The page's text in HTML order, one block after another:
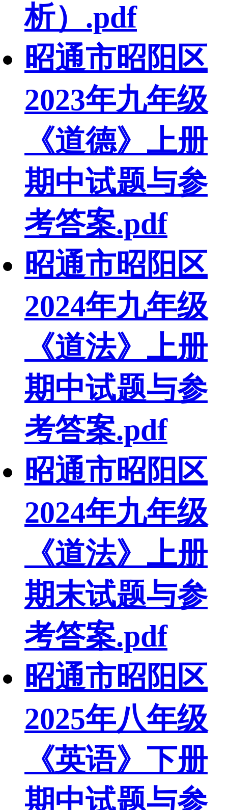
析）.pdf
昭通市昭阳区
2023年九年级
《道德》上册
期中试题与参
考答案.pdf
昭通市昭阳区
2024年九年级
《道法》上册
期中试题与参
考答案.pdf
昭通市昭阳区
2024年九年级
《道法》上册
期末试题与参
考答案.pdf
昭通市昭阳区
2025年八年级
《英语》下册
期中试题与参